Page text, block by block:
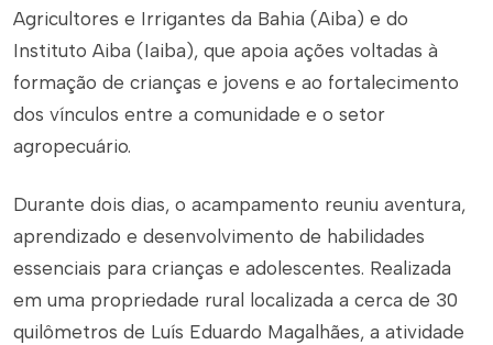
Agricultores e Irrigantes da Bahia (Aiba) e do
Instituto Aiba (Iaiba), que apoia ações voltadas à
formação de crianças e jovens e ao fortalecimento
dos vínculos entre a comunidade e o setor
agropecuário.
Durante dois dias, o acampamento reuniu aventura,
aprendizado e desenvolvimento de habilidades
essenciais para crianças e adolescentes. Realizada
em uma propriedade rural localizada a cerca de 30
quilômetros de Luís Eduardo Magalhães, a atividade